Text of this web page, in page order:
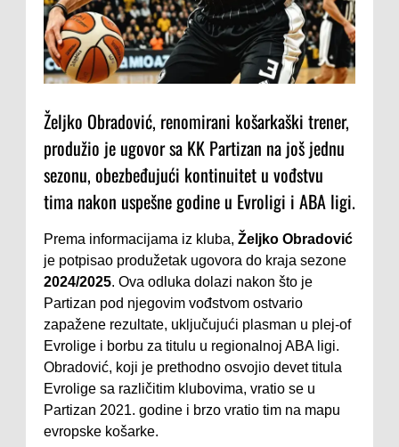
Željko Obradović, renomirani košarkaški trener,
produžio je ugovor sa KK Partizan na još jednu
sezonu, obezbeđujući kontinuitet u vođstvu
tima nakon uspešne godine u Evroligi i ABA ligi.
Prema informacijama iz kluba, Željko Obradović
je potpisao produžetak ugovora do kraja sezone
2024/2025. Ova odluka dolazi nakon što je
Partizan pod njegovim vođstvom ostvario
zapažene rezultate, uključujući plasman u plej-of
Evrolige i borbu za titulu u regionalnoj ABA ligi.
Obradović, koji je prethodno osvojio devet titula
Evrolige sa različitim klubovima, vratio se u
Partizan 2021. godine i brzo vratio tim na mapu
evropske košarke.